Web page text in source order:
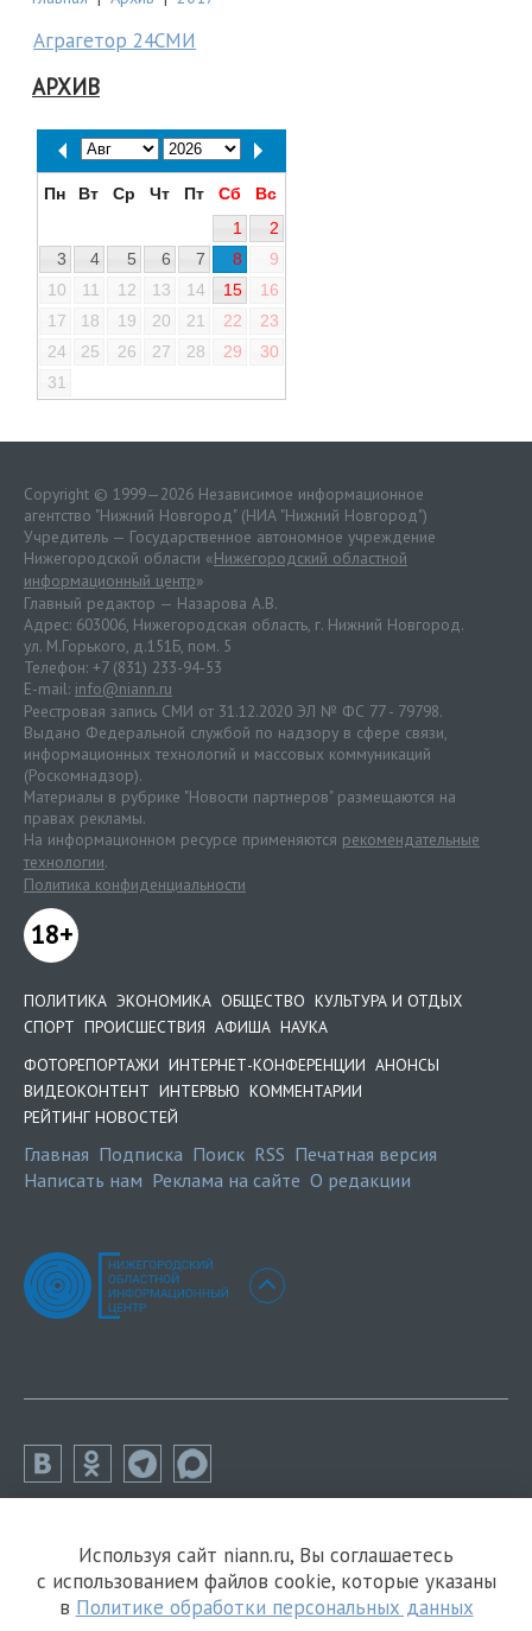
Аграгетор 24СМИ
АРХИВ
Пн Вт Ср Чт Пт Сб
Вс
1
2
3
4 5 6 7 8
9
10
11 12 13 14 15
16
17
18 19 20 21 22
23
24
25 26 27 28 29
30
31
Copyright © 1999—2026 Независимое информационное
агентство "Нижний Новгород" (НИА "Нижний Новгород")
Учредитель — Государственное автономное учреждение
Нижегородской области «Нижегородский областной
информационный центр»
Главный редактор — Назарова А.В.
Адрес: 603006, Нижегородская область, г. Нижний Новгород.
ул. М.Горького, д.151Б, пом. 5
Телефон: +7 (831) 233-94-53
E-mail: info@niann.ru
Реестровая запись СМИ от 31.12.2020 ЭЛ № ФС 77 - 79798.
Выдано Федеральной службой по надзору в сфере связи,
информационных технологий и массовых коммуникаций
(Роскомнадзор).
Материалы в рубрике "Новости партнеров" размещаются на
правах рекламы.
На информационном ресурсе применяются рекомендательные
технологии.
Политика конфиденциальности
18+
ПОЛИТИКА ЭКОНОМИКА ОБЩЕСТВО КУЛЬТУРА И ОТДЫХ
СПОРТ ПРОИСШЕСТВИЯ АФИША НАУКА
ФОТОРЕПОРТАЖИ ИНТЕРНЕТ-КОНФЕРЕНЦИИ АНОНСЫ
ВИДЕОКОНТЕНТ ИНТЕРВЬЮ КОММЕНТАРИИ
РЕЙТИНГ НОВОСТЕЙ
Главная Подписка Поиск RSS Печатная версия
Написать нам Реклама на сайте О редакции
Используя сайт niann.ru, Вы соглашаетесь
с использованием файлов cookie, которые указаны
в Политике обработки персональных данных